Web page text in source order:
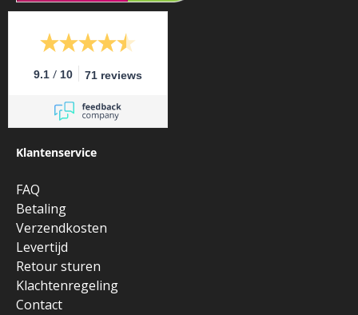
9.1 / 10 71 reviews
Klantenservice
FAQ
Betaling
Verzendkosten
Levertijd
Retour sturen
Klachtenregeling
Contact